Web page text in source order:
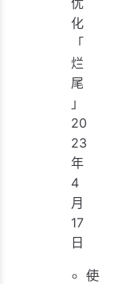
化
「
烂
尾
」
20
23
年
4
月
17
日
使